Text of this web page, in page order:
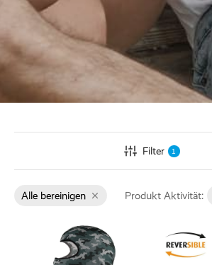
Filter 1
Alle bereinigen Produkt Aktivität:
Fleece